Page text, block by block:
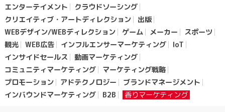
エンターテイメント
クラウドソーシング
クリエイティブ・アートディレクション
出版
WEBデザイン/WEBディレクション
ゲーム メーカー
スポーツ
観光
WEB広告 インフルエンサーマーケティング
loT
インサイドセールス
動画マーケティング
コミュニティマーケティング
マーケティング戦略
プロモーション
アドテクノロジー
ブランドマネージメント
インバウンドマーケティング
B2B 香りマーケティング